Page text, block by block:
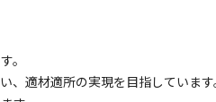
。
、適材適所の実現を目指していま